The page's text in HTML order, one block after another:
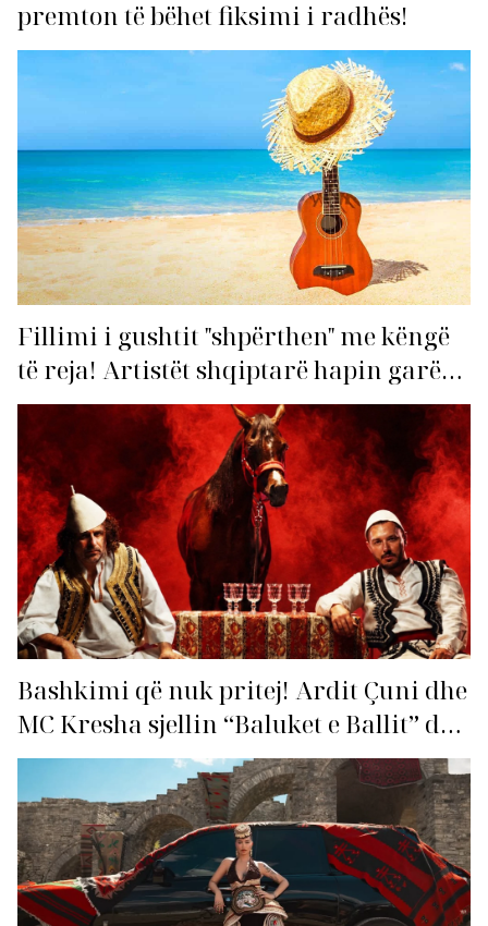
premton të bëhet fiksimi i radhës!
Fillimi i gushtit "shpërthen" me këngë
të reja! Artistët shqiptarë hapin garën
për hitin e verës!
Bashkimi që nuk pritej! Ardit Çuni dhe
MC Kresha sjellin “Baluket e Ballit” dhe
ndezin rrjetin!